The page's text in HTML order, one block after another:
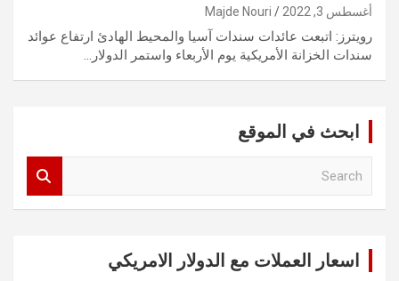
أغسطس 3, 2022 Majde Nouri
رويترز: اتبعت عائدات سندات آسيا والمحيط الهادئ ارتفاع عوائد
سندات الخزانة الأمريكية يوم الأربعاء واستمر الدولار…
ابحث في الموقع
اسعار العملات مع الدولار الامريكي